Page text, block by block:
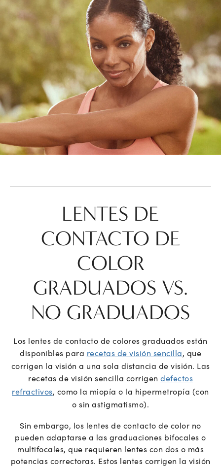
LENTES DE
CONTACTO DE
COLOR
GRADUADOS VS.
NO GRADUADOS
Los lentes de contacto de colores graduados están
disponibles para recetas de visión sencilla, que
corrigen la visión a una sola distancia de visión. Las
recetas de visión sencilla corrigen defectos
refractivos, como la miopía o la hipermetropía (con
o sin astigmatismo).
Sin embargo, los lentes de contacto de color no
pueden adaptarse a las graduaciones bifocales o
multifocales, que requieren lentes con dos o más
potencias correctoras. Estos lentes corrigen la visión